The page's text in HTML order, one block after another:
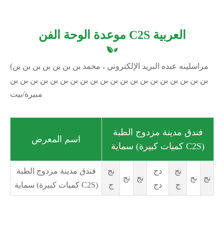
موعدة الوحة الفن C2S العربية
(مراسلينه عبده البريد الإلكتروني ، محمد بن بن بن بن بن بن بن
بن بن بن بن بن بن بن بن بن بن بن بن بن بن بن بن بن بن بن بن
مبيرة/بيت
اسم المعرض
فندق مدينة مزدوج الطبة
سماية (كميات كبيرة C2S)
فندق مدينة مزدوج الطبة
سماية (كميات كبيرة C2S)
نج
ج
نج نج
دج
دج
نج
ج
نج نج